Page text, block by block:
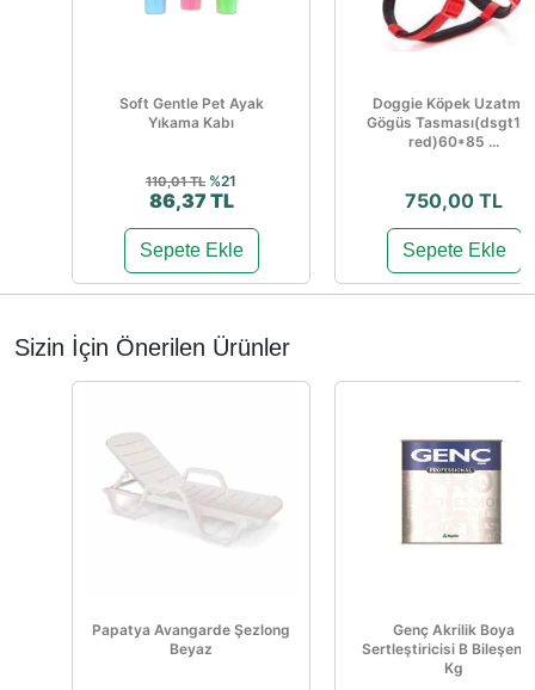
Soft Gentle Pet Ayak
Yıkama Kabı
110,01 TL %21
86,37 TL
Sepete Ekle
Doggie Köpek Uzatma-
Gögüs
red)60*85 ...
750,00 TL
Sepete Ekle
Sizin İçin Önerilen Ürünler
Papatya Avangarde Şezlong
Beyaz
Genç Akrilik Boya
Sertleştiricisi B Bileşen
Kg